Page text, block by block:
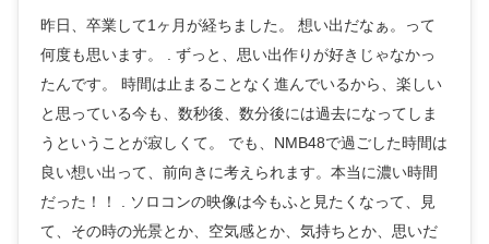
昨日、卒業して1ヶ月が経ちました。 想い出だなぁ。って
何度も思います。 . ずっと、思い出作りが好きじゃなかっ
たんです。 時間は止まることなく進んでいるから、楽しい
と思っている今も、数秒後、数分後には過去になってしま
うということが寂しくて。 でも、NMB48で過ごした時間は
良い想い出って、前向きに考えられます。本当に濃い時間
だった！！ . ソロコンの映像は今もふと見たくなって、見
て、その時の光景とか、空気感とか、気持ちとか、思いだ